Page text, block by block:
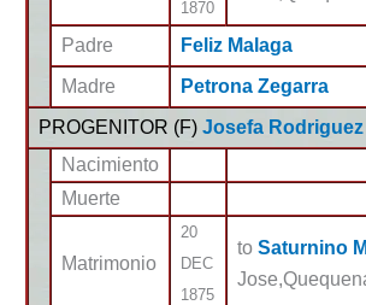
1870
Padre
Feliz Malaga
Madre
Petrona Zegarra
PROGENITOR (F) Josefa Rodriguez
Nacimiento
Muerte
Matrimonio
20
DEC
1875
to Saturnino